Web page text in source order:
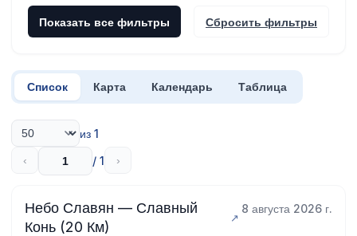
Показать все фильтры Сбросить фильтры
Список Карта Календарь Таблица
из 1
‹ / 1 ›
Небо Славян — Славный
Конь (20 Км)
8 августа 2026 г.